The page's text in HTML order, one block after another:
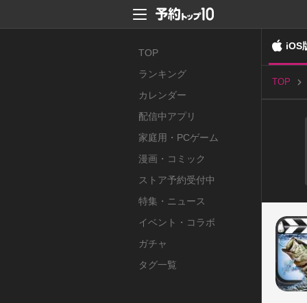
TOP
ランキング
カレンダー
配信中アプリ
家庭用・PCゲーム
漫画・コミック
ストア予約受付中
特集・ニュース
イベント・コラボ
ガチャ
タグ一覧
iOS
TOP